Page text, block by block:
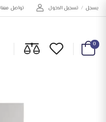
تواصل معنا تسجيل الدخول / يسجل
0